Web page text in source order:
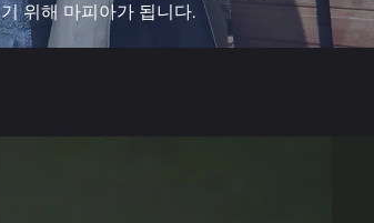
기 위해 마피아가 됩니다.